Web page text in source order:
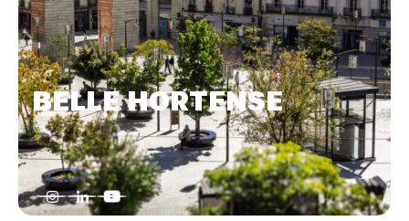
BELLE HORTENSE